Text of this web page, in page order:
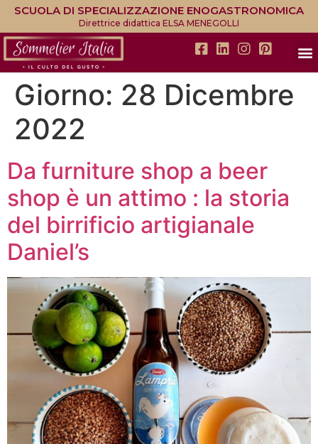
SCUOLA DI SPECIALIZZAZIONE ENOGASTRONOMICA
Direttrice didattica ELSA MENEGOLLI
Giorno: 28 Dicembre
2022
Da furniture shop a beer
shop è un attimo : la storia
del birrificio artigianale
Daniel’s